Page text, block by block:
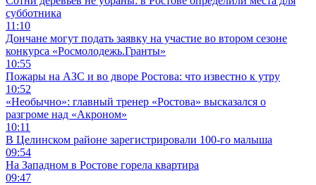
субботника
11:10
Дончане могут подать заявку на участие во втором сезоне
конкурса «Росмолодежь.Гранты»
10:55
Пожары на АЗС и во дворе Ростова: что известно к утру
10:52
«Необычно»: главный тренер «Ростова» высказался о
разгроме над «Акроном»
10:11
В Целинском районе зарегистрировали 100-го малыша
09:54
На Западном в Ростове горела квартира
09:47